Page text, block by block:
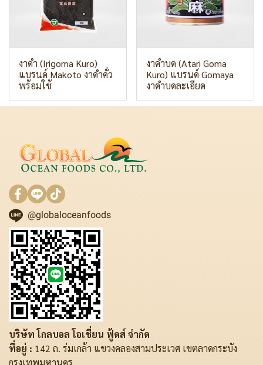
งาดำ (Irigoma Kuro)
แบรนด์ Makoto งาดำคั่ว
พร้อมใช้
งาดำบด (Atari Goma
Kuro) แบรนด์ Gomaya
งาดำบดละเอียด
@globaloceanfoods
บริษัท โกลบอล โอเชี่ยน ฟู้ดส์ จำกัด
ที่อยู่ : 142 ถ. ร่มเกล้า แขวงคลองสามประเวศ เขตลาดกระบัง
กรุงเทพมหานคร